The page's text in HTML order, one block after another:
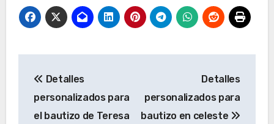
de
entradas
Detalles
personalizados para
el bautizo de Teresa
Detalles
personalizados para
bautizo en celeste